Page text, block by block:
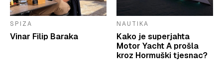
SPIZA
Vinar Filip Baraka
NAUTIKA
Kako je superjahta
Motor Yacht A prošla
kroz Hormuški tjesnac?